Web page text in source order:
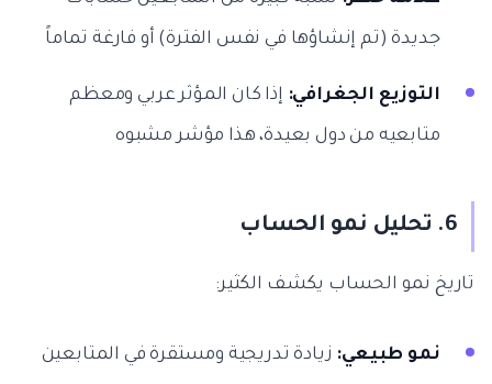
جديدة (تم إنشاؤها في نفس الفترة) أو فارغة تماماً
التوزيع الجغرافي: إذا كان المؤثر عربي ومعظم
متابعيه من دول بعيدة، هذا مؤشر مشبوه
6. تحليل نمو الحساب
تاريخ نمو الحساب يكشف الكثير:
نمو طبيعي: زيادة تدريجية ومستقرة في المتابعين